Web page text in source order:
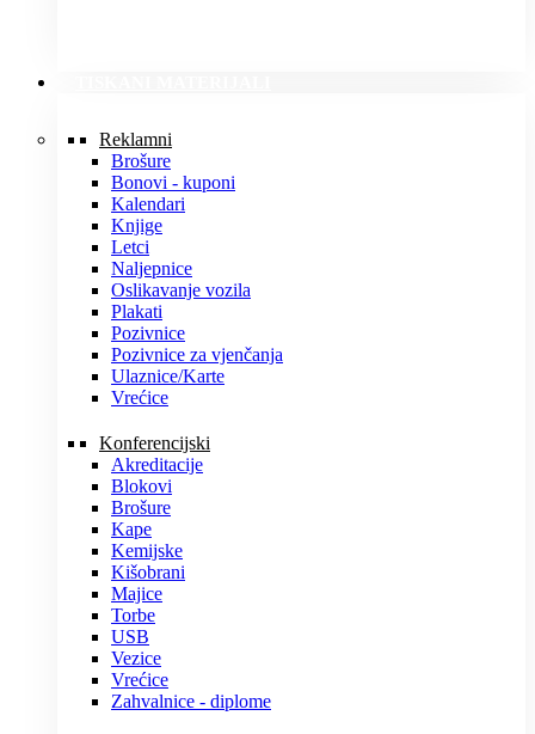
Reklamni
Brošure
Bonovi - kuponi
Kalendari
Knjige
Letci
Naljepnice
Oslikavanje vozila
Plakati
Pozivnice
Pozivnice za vjenčanja
Ulaznice/Karte
Vrećice
Konferencijski
Akreditacije
Blokovi
Brošure
Kape
Kemijske
Kišobrani
Majice
Torbe
USB
Vezice
Vrećice
Zahvalnice - diplome